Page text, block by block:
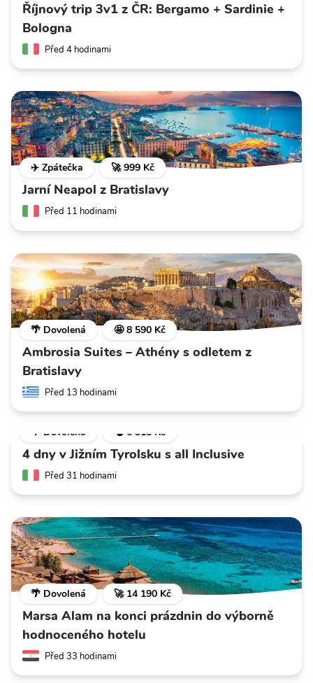
Říjnový trip 3v1 z ČR: Bergamo + Sardinie +
Bologna
Před 4 hodinami
✈️ Zpátečka 🚀 999 Kč
Jarní Neapol z Bratislavy
Před 11 hodinami
🌴 Dovolená 🤩 8 590 Kč
Ambrosia Suites – Athény s odletem z
Bratislavy
Před 13 hodinami
🌴 Dovolená 💣 6 318 Kč
4 dny v Jižním Tyrolsku s all Inclusive
Před 31 hodinami
🌴 Dovolená 🚀 14 190 Kč
Marsa Alam na konci prázdnin do výborně
hodnoceného hotelu
Před 33 hodinami